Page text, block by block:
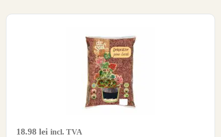
18.98 lei incl. TVA